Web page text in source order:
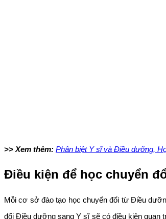
>> Xem thêm: Phân biệt Y sĩ và Điều dưỡng,
Điều kiện để học chuyển
Mỗi cơ sở đào tạo học chuyển đổi từ Điều
đổi Điều dưỡng sang Y sĩ sẽ có điều kiện quan